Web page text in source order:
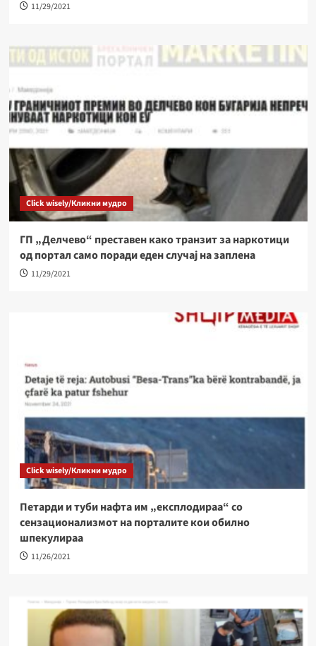
11/29/2021
Click wisely/Кликни мудро
ГП „Делчево“ преставен како транзит за наркотици
од портал само поради еден случај на заплена
11/29/2021
Click wisely/Кликни мудро
Петарди и туби нафта им „експлодираа“ со
сензационализмот на порталите кои обилно
шпекулираа
11/26/2021